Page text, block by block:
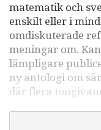
matematik och
enskilt eller i
omdiskuterade
meningar om.
lämpligare
ny antologi om
där flera